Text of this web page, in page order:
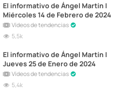
El informativo de Ángel Martín |
Miércoles 14 de Febrero de 2024
Vídeos de tendencias
5,5k
El informativo de Ángel Martín |
Jueves 25 de Enero de 2024
Vídeos de tendencias
5,4k